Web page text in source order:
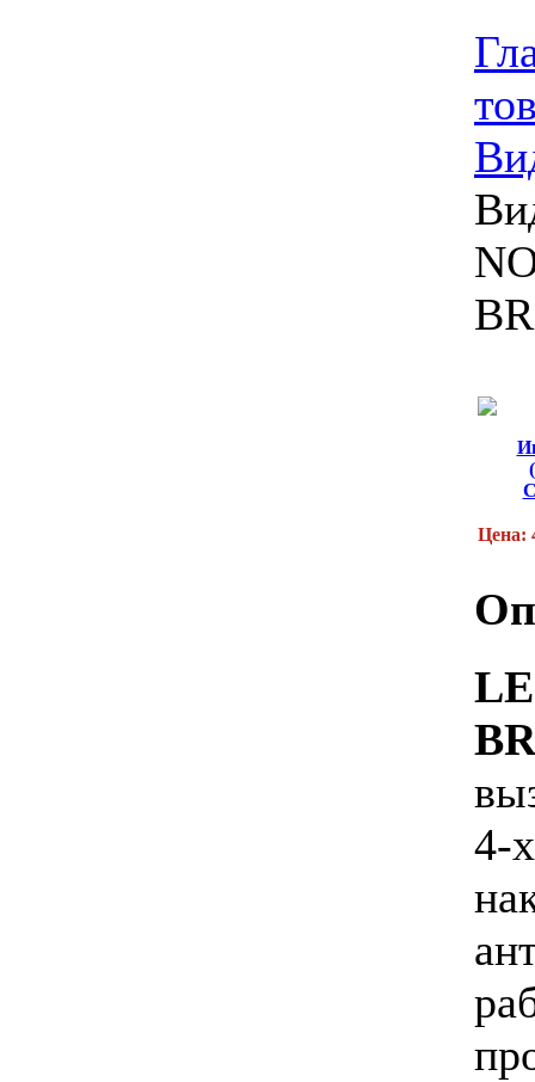
Цена:
4-